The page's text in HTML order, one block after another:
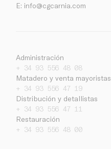
Empresa
Noticias
E: info@cgcarnia.com
Administración
+ 34 93 556 48 08
Matadero y venta mayoristas
+ 34 93 556 47 19
Distribución y detallistas
+ 34 93 556 47 11
Restauración
+ 34 93 556 48 00